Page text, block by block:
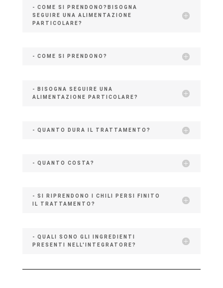
- COME SI PRENDONO?BISOGNA
SEGUIRE UNA ALIMENTAZIONE
PARTICOLARE?
- COME SI PRENDONO?
- BISOGNA SEGUIRE UNA
ALIMENTAZIONE PARTICOLARE?
- QUANTO DURA IL TRATTAMENTO?
- QUANTO COSTA?
- SI RIPRENDONO I CHILI PERSI FINITO
IL TRATTAMENTO?
- QUALI SONO GLI INGREDIENTI
PRESENTI NELL'INTEGRATORE?